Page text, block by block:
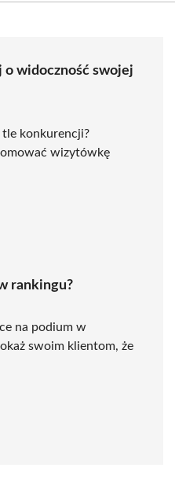
o widoczność swojej
konkurencji?
wizytówkę
rankingu?
na podium w
swoim klientom, że